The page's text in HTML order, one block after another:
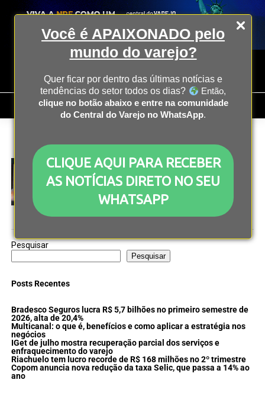
Você é APAIXONADO pelo
mundo do varejo?
Quer ficar por dentro das últimas notícias e
tendências do setor todos os dias?
Então,
clique no botão abaixo e entre na comunidade
do Central do Varejo no WhatsApp.
CLIQUE AQUI PARA RECEBER
AS NOTÍCIAS DIRETO NO SEU
WHATSAPP
All posts tagged "O que é Ads"
MARKETING 2 anos atrás
O que é Ads? Entenda como usá-los na prática
Pesquisar
Pesquisar
Posts Recentes
Bradesco Seguros lucra R$ 5,7 bilhões no primeiro semestre de
2026, alta de 20,4%
Multicanal: o que é, benefícios e como aplicar a estratégia nos
negócios
IGet de julho mostra recuperação parcial dos serviços e
enfraquecimento do varejo
Riachuelo tem lucro recorde de R$ 168 milhões no 2º trimestre
Copom anuncia nova redução da taxa Selic, que passa a 14% ao
ano